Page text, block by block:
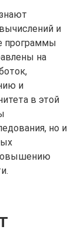
и
программы
на
и
в этой
но и